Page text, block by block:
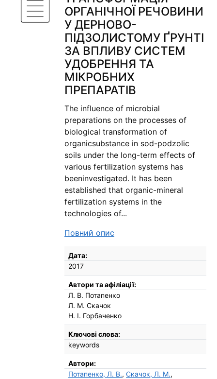
ОРГАНІЧНОЇ РЕЧОВИНИ
У ДЕРНОВО-
ПІДЗОЛИСТОМУ ҐРУНТІ
ЗА ВПЛИВУ СИСТЕМ
УДОБРЕННЯ ТА
МІКРОБНИХ
ПРЕПАРАТІВ
The influence of microbial
preparations on the processes of
biological transformation of
organicsubstance in sod-podzolic
soils under the long-term effects of
various fertilization systems has
beeninvestigated. It has been
established that organic-mineral
fertilization systems in the
technologies of...
Повний опис
Бібліографічні деталі
Дата:
2017
Автори та афіліації:
Л. В. Потапенко
Л. М. Скачок
Н. І. Горбаченко
Ключові слова:
keywords
Автори:
Потапенко, Л. В., Скачок, Л. М.,